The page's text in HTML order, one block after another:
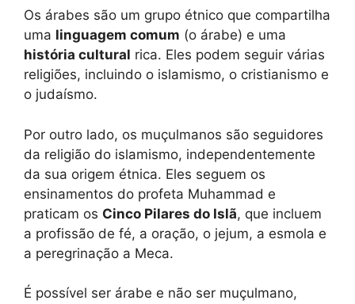
Os árabes são um grupo étnico que compartilha
uma linguagem comum (o árabe) e uma
história cultural rica. Eles podem seguir várias
religiões, incluindo o islamismo, o cristianismo e
o judaísmo.
Por outro lado, os muçulmanos são seguidores
da religião do islamismo, independentemente
da sua origem étnica. Eles seguem os
ensinamentos do profeta Muhammad e
praticam os Cinco Pilares do Islã, que incluem
a profissão de fé, a oração, o jejum, a esmola e
a peregrinação a Meca.
É possível ser árabe e não ser muçulmano,